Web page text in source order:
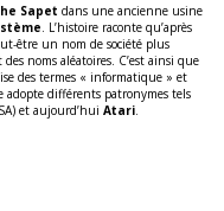
Sapet dans une ancienne usine
. L’histoire raconte qu’après
être un nom de société plus
noms aléatoires. C’est ainsi que
des termes « informatique » et
adopte différents patronymes tels
et aujourd’hui Atari.